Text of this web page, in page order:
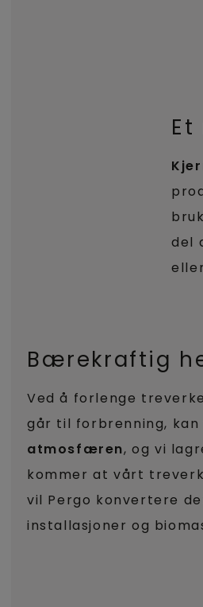
del
Bærekraftig
Ved å forlenge
går til forbrenning, kan
atmosfæren, og vi
kommer at vårt
vil Pergo konvertere
installasjoner og